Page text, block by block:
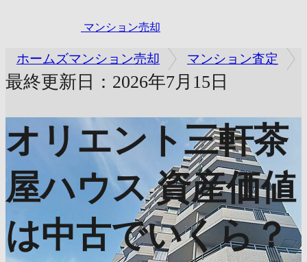
マンション売却
ホームズマンション売却 マンション査定
最終更新日：2026年7月15日
オリエント三軒茶
屋ハウス 資産価値
は中古でいくら？